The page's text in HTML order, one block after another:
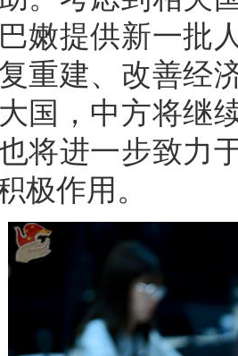
嫩提供新一批
重建、改善经
国，中方将继
将进一步致力
极作用。